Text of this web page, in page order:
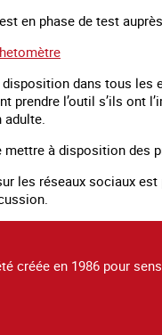
en phase de test
dans tous les
prendre l’outil s’ils ont
adulte.
mettre à disposition des
les réseaux sociaux
créée en 1986 pour